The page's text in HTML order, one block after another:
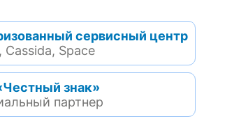
сервисный центр
Space
знак»
партнер